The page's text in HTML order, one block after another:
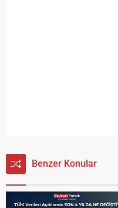
Benzer Konular